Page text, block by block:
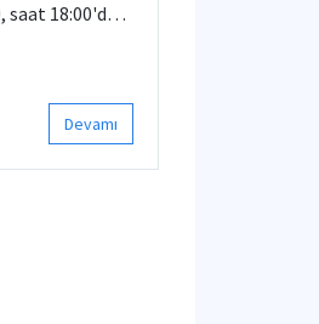
saat 18:00'da
Devamı